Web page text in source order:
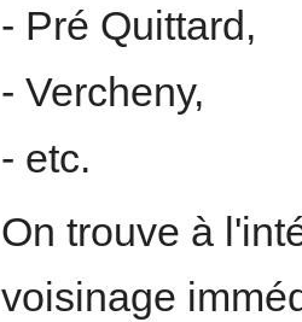
- Pré Quittard,
- Vercheny,
- etc.
On trouve à
voisinage